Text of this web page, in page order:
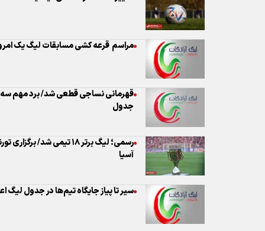
سیر تا پیاز جایگاه تیم‌ها در جدول لیگ
نامه اعتراض مسی‌ها به سازمان لیگ